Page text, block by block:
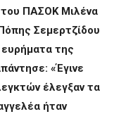
ΠΑΣΟΚ Μιλένα
Σεμερτζίδου
ευρήματα της
«Έγινε
έλεγξαν τα
ήταν